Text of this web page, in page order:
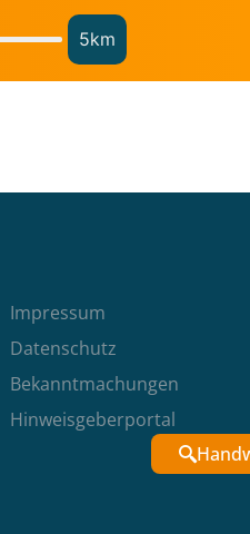
5km
Impressum
Datenschutz
Bekanntmachungen
Hinweisgeberportal